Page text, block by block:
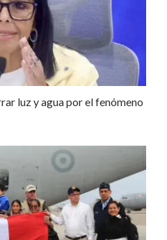
luz y agua por el fenómeno